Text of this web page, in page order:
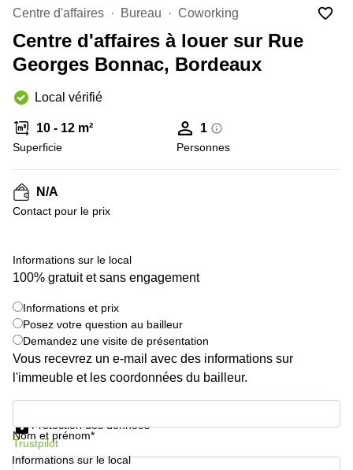
Strasbourg
d'affaires
Toulouse
Toulouse
Coworking
Nice
Centres
Lyon
Centre
Montpellier
Centre d'affaires Bureau Coworking
Centre d'affaires à louer sur Rue
Georges Bonnac, Bordeaux
Local vérifié
10 - 12 m²
Superficie
1
Personnes
N/A
Contact pour le prix
Informations sur le local
100% gratuit et sans engagement
Informations et prix
Posez votre question au bailleur
Demandez une visite de présentation
Vous recevrez un e-mail avec des informations sur
l'immeuble et les coordonnées du bailleur.
Nom et prénom*
Protection des données
Trustpilot
Informations sur le local